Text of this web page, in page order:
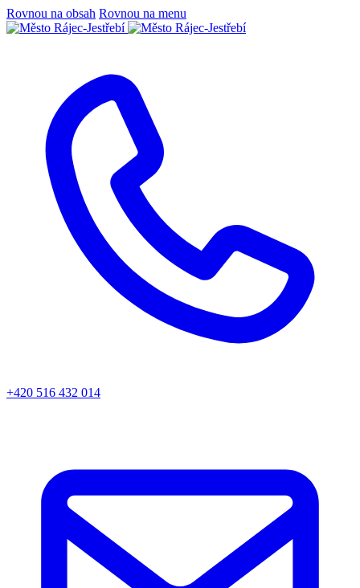
Rovnou na obsah Rovnou na menu
+420 516 432 014